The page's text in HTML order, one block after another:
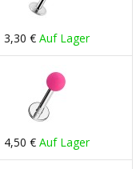
3,30 € Auf Lager
4,50 € Auf Lager